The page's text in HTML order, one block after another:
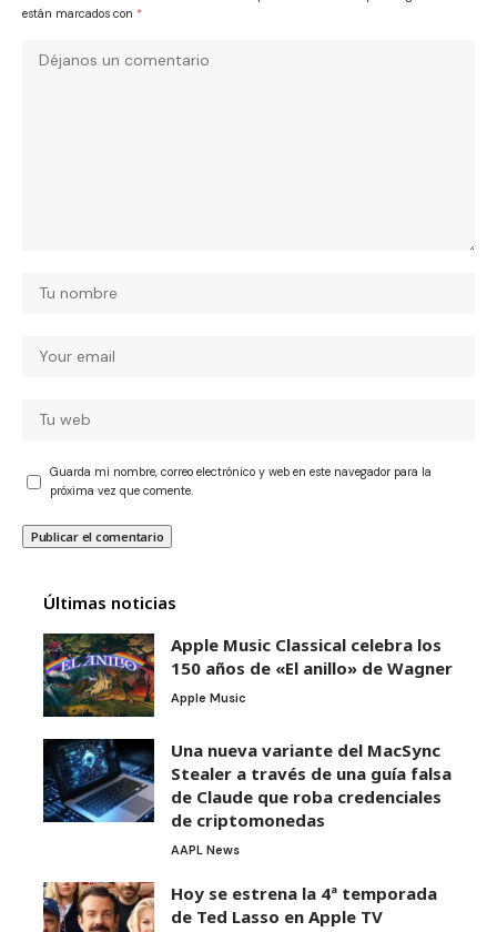
están marcados con *
Guarda mi nombre, correo electrónico y web en este navegador para la
próxima vez que comente.
Últimas noticias
Apple Music Classical celebra los
150 años de «El anillo» de Wagner
Apple Music
Una nueva variante del MacSync
Stealer a través de una guía falsa
de Claude que roba credenciales
de criptomonedas
AAPL News
Hoy se estrena la 4ª temporada
de Ted Lasso en Apple TV